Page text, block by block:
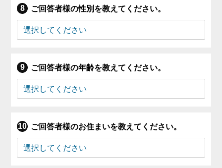
ご回答者様の性別を教えてください。
ご回答者様の年齢を教えてください。
ご回答者様のお住まいを教えてください。